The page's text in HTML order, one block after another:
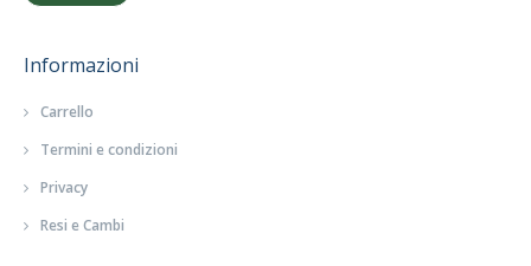
Informazioni
Carrello
Termini e condizioni
Privacy
Resi e Cambi